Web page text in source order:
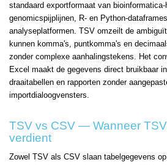
standaard exportformaat van bioinformatica-
genomicspijplijnen, R- en Python-
analyseplatformen. TSV omzeilt de
kunnen komma's, puntkomma's en
zonder complexe aanhalingstekens. Het
Excel maakt de gegevens direct bruikbaar
draaitabellen en rapporten zonder
importdialoogvensters.
TSV vs CSV — Wanneer
verdient
Zowel TSV als CSV slaan tabelgegevens